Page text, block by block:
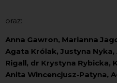
oraz:
Anna Gawron, Marianna
Agata Królak, Justyna Nyka,
Rigall, dr Krystyna Rybicka,
Anita Wincencjusz-Patyna,